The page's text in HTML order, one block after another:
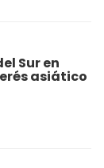
Sur en
asiático